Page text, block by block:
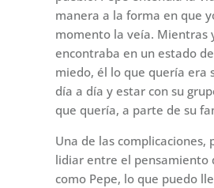
manera a la forma en que
momento la veía. Mientras
encontraba en un estado
miedo, él lo que quería era
día a día y estar con su
que quería, a parte de su
Una de las complicaciones,
lidiar entre el pensamiento
como Pepe, lo que puedo